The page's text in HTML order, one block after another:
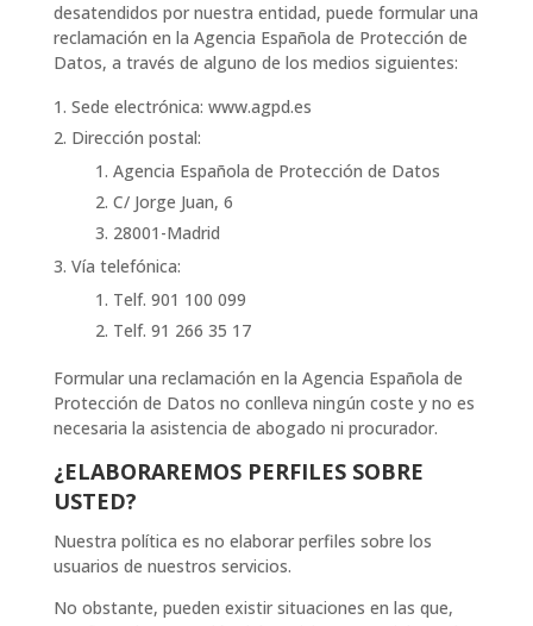
desatendidos por nuestra entidad, puede formular una
reclamación en la Agencia Española de Protección de
Datos, a través de alguno de los medios siguientes:
Sede electrónica: www.agpd.es
Dirección postal:
Agencia Española de Protección de Datos
C/ Jorge Juan, 6
28001-Madrid
Vía telefónica:
Telf. 901 100 099
Telf. 91 266 35 17
Formular una reclamación en la Agencia Española de
Protección de Datos no conlleva ningún coste y no es
necesaria la asistencia de abogado ni procurador.
¿ELABORAREMOS PERFILES SOBRE
USTED?
Nuestra política es no elaborar perfiles sobre los
usuarios de nuestros servicios.
No obstante, pueden existir situaciones en las que,